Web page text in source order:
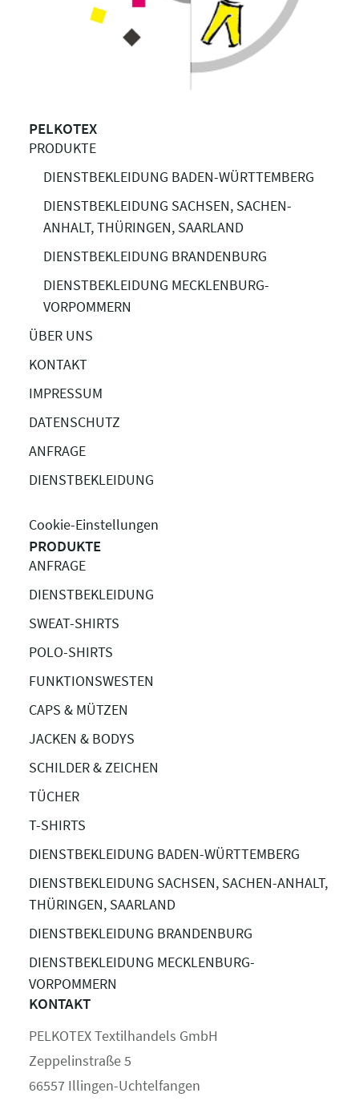
PELKOTEX
PRODUKTE
DIENSTBEKLEIDUNG BADEN-WÜRTTEMBERG
DIENSTBEKLEIDUNG SACHSEN, SACHEN-
ANHALT, THÜRINGEN, SAARLAND
DIENSTBEKLEIDUNG BRANDENBURG
DIENSTBEKLEIDUNG MECKLENBURG-
VORPOMMERN
ÜBER UNS
KONTAKT
IMPRESSUM
DATENSCHUTZ
ANFRAGE
DIENSTBEKLEIDUNG
Cookie-Einstellungen
PRODUKTE
ANFRAGE
DIENSTBEKLEIDUNG
SWEAT-SHIRTS
POLO-SHIRTS
FUNKTIONSWESTEN
CAPS & MÜTZEN
JACKEN & BODYS
SCHILDER & ZEICHEN
TÜCHER
T-SHIRTS
DIENSTBEKLEIDUNG BADEN-WÜRTTEMBERG
DIENSTBEKLEIDUNG SACHSEN, SACHEN-ANHALT,
THÜRINGEN, SAARLAND
DIENSTBEKLEIDUNG BRANDENBURG
DIENSTBEKLEIDUNG MECKLENBURG-
VORPOMMERN
KONTAKT
PELKOTEX Textilhandels GmbH
Zeppelinstraße 5
66557 Illingen-Uchtelfangen